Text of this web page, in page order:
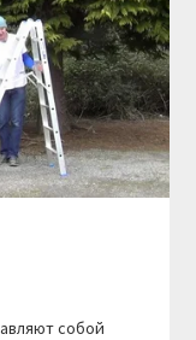
собой